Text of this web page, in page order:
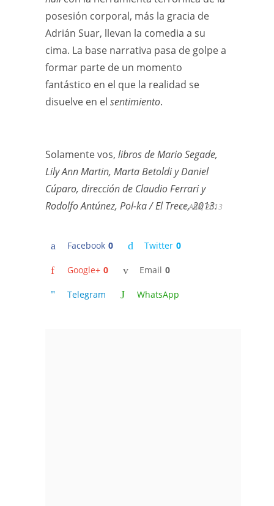
posesión corporal, más la gracia de
Adrián Suar, llevan la comedia a su
cima. La base narrativa pasa de golpe a
formar parte de un momento
fantástico en el que la realidad se
disuelve en el sentimiento.
Solamente vos, libros de Mario Segade,
Lily Ann Martin, Marta Betoldi y Daniel
Cúparo, dirección de Claudio Ferrari y
Rodolfo Antúnez, Pol-ka / El Trece, 2013.
Facebook 0 Twitter 0
Google+ 0 Email 0
Telegram WhatsApp
11 ABR, 2013